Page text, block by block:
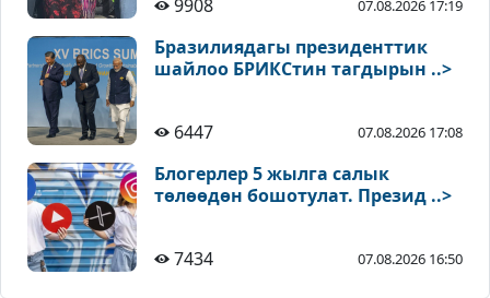
9908 07.08.2026 17:19
Бразилиядагы президенттик
шайлоо БРИКСтин тагдырын ..>
6447 07.08.2026 17:08
Блогерлер 5 жылга салык
төлөөдөн бошотулат. Презид ..>
7434 07.08.2026 16:50